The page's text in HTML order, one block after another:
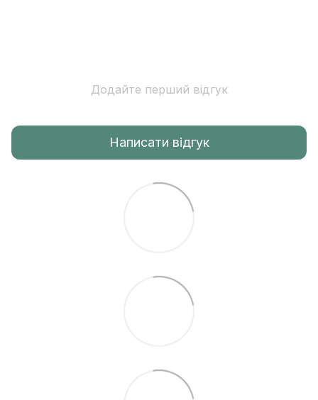
Додайте перший відгук
Написати відгук